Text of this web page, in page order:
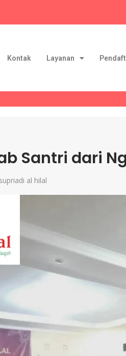
Kontak Layanan
Santri dari
supriadi al hilal